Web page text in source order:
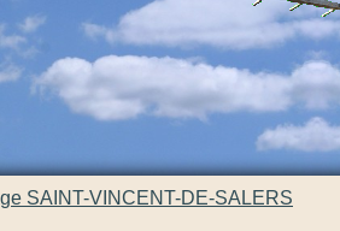
SAINT-VINCENT-DE-SALERS